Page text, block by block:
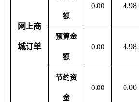
网上商
城订单
额
0.00 4.98
预算金
额
0.00 4.98
节约资
金
0.00 0.00